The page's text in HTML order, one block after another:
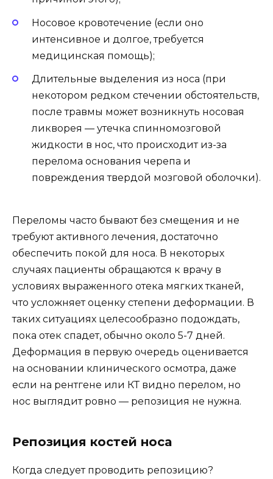
Носовое кровотечение (если оно
интенсивное и долгое, требуется
медицинская помощь);
Длительные выделения из носа (при
некотором редком стечении обстоятельств,
после травмы может возникнуть носовая
ликворея — утечка спинномозговой
жидкости в нос, что происходит из-за
перелома основания черепа и
повреждения твердой мозговой оболочки).
Переломы часто бывают без смещения и не
требуют активного лечения, достаточно
обеспечить покой для носа. В некоторых
случаях пациенты обращаются к врачу в
условиях выраженного отека мягких тканей,
что усложняет оценку степени деформации. В
таких ситуациях целесообразно подождать,
пока отек спадет, обычно около 5-7 дней.
Деформация в первую очередь оценивается
на основании клинического осмотра, даже
если на рентгене или КТ видно перелом, но
нос выглядит ровно — репозиция не нужна.
Репозиция костей носа
Когда следует проводить репозицию?